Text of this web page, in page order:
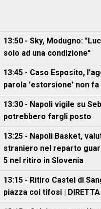
13:50 - Sky, Modugno:
solo ad una condizione"
13:45 - Caso Esposito,
parola 'estorsione' non
13:30 - Napoli vigile su
potrebbero fargli posto
13:25 - Napoli Basket,
straniero nel reparto
5 nel ritiro in Slovenia
13:15 - Ritiro Castel di
piazza coi tifosi | DIRETTA